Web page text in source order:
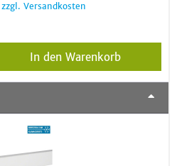
zzgl. Versandkosten
In den Warenkorb